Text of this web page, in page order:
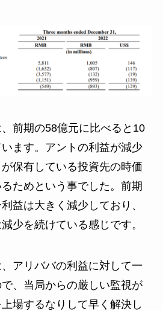
前期の58億元に比べると10
ます。アントの利益が減少
保有している投資先の時価
ためという事でした。前期
益は大きく減少しており、
少を続けている感じです。
アリババの利益に対して一
、当局からの厳しい監視が
場するなりして早く解決し